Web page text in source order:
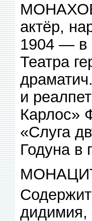
актёр,
1904 — в
Театра
и
Карлос»
«Слуга
Годуна в
дидимия,